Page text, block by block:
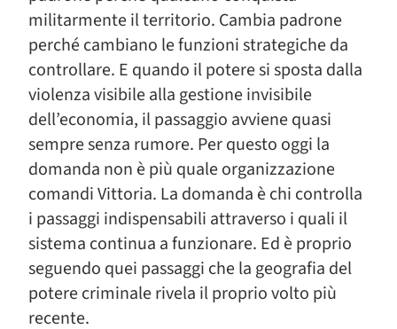
militarmente il territorio. Cambia padrone
perché cambiano le funzioni strategiche da
controllare. E quando il potere si sposta dalla
violenza visibile alla gestione invisibile
dell’economia, il passaggio avviene quasi
sempre senza rumore. Per questo oggi la
domanda non è più quale organizzazione
comandi Vittoria. La domanda è chi controlla
i passaggi indispensabili attraverso i quali il
sistema continua a funzionare. Ed è proprio
seguendo quei passaggi che la geografia del
potere criminale rivela il proprio volto più
recente.